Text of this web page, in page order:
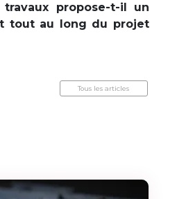
propose-t-il un
tout au long du projet
Tous les articles